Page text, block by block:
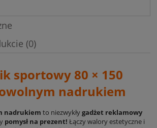
(0)
sportowy 80 × 150
nadrukiem
nadrukiem to niezwykłygadżet reklamowy
pomysł na prezent! Łączy walory estetyczne i